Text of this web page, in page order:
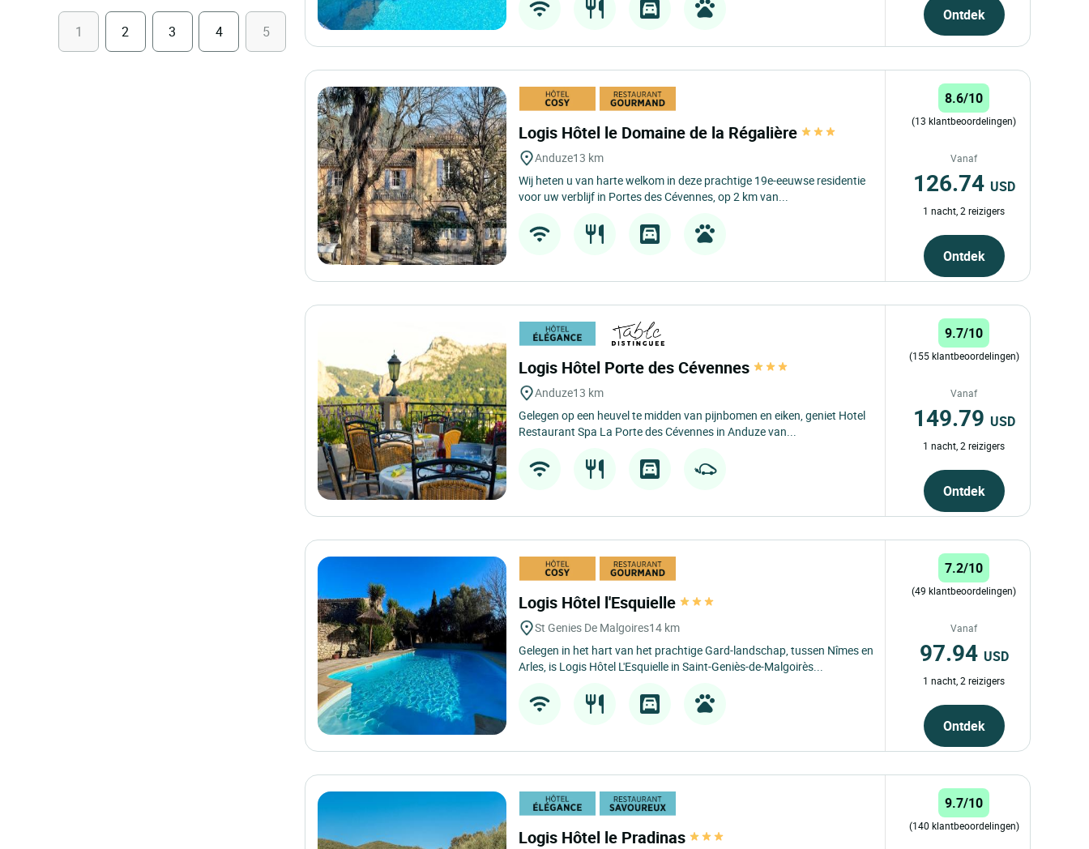
1 2 3 4 5
Ontdek
Logis Hôtel le Domaine de la Régalière
Anduze13 km
Wij heten u van harte welkom in deze prachtige 19e-eeuwse residentie
voor uw verblijf in Portes des Cévennes, op 2 km van...
8.6/10
(13 klantbeoordelingen)
Vanaf
126.74 USD
1 nacht, 2 reizigers
Ontdek
Logis Hôtel Porte des Cévennes
Anduze13 km
Gelegen op een heuvel te midden van pijnbomen en eiken, geniet Hotel
Restaurant Spa La Porte des Cévennes in Anduze van...
9.7/10
(155 klantbeoordelingen)
Vanaf
149.79 USD
1 nacht, 2 reizigers
Ontdek
Logis Hôtel l'Esquielle
St Genies De Malgoires14 km
Gelegen in het hart van het prachtige Gard-landschap, tussen Nîmes en
Arles, is Logis Hôtel L'Esquielle in Saint-Geniès-de-Malgoirès...
7.2/10
(49 klantbeoordelingen)
Vanaf
97.94 USD
1 nacht, 2 reizigers
Ontdek
Logis Hôtel le Pradinas
9.7/10
(140 klantbeoordelingen)